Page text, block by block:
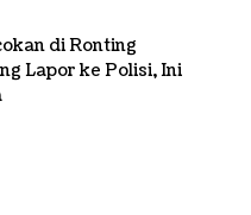
di Ronting
Lapor ke Polisi, Ini